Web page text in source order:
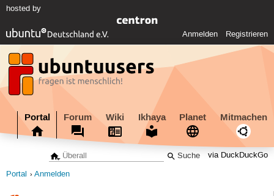
hosted by
Anmelden Registrieren
Portal Forum Wiki Ikhaya Planet Mitmachen
via DuckDuckGo
Portal Anmelden